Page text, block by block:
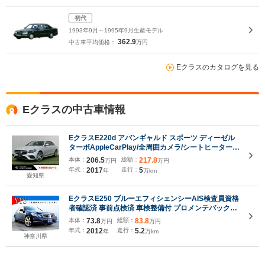
初代
1993年9月～1995年9月生産モデル
中古車平均価格： 362.9万円
Eクラスのカタログを見る
Eクラスの中古車情報
愛知県
EクラスE220d アバンギャルド スポーツ ディーゼル
ターボAppleCarPlay/全周囲カメラ/シートヒーター/
レーダークルーズ/ブラインドスポット/クリアランス
ソナー/シートメモリ/パドルシフト/フルセグTV/ETC/
アイドリングストップ/ステアリングリモコン/純正ア
ルミ/
本体： 206.5万円
年式： 2017年
総額： 217.8万円
走行： 5万km
神奈川県
EクラスE250 ブルーエフィシェンシーAIS検査員資格
者確認済 事前点検済 車検整備付 プロメンテパック有
償点検整備 自社保証 09保証 カープレミア有償保証 リ
モコンキー LED クルコン ETC Pシート Bluetooth
本体： 73.8万円
年式： 2012年
総額： 83.8万円
走行： 5.2万km